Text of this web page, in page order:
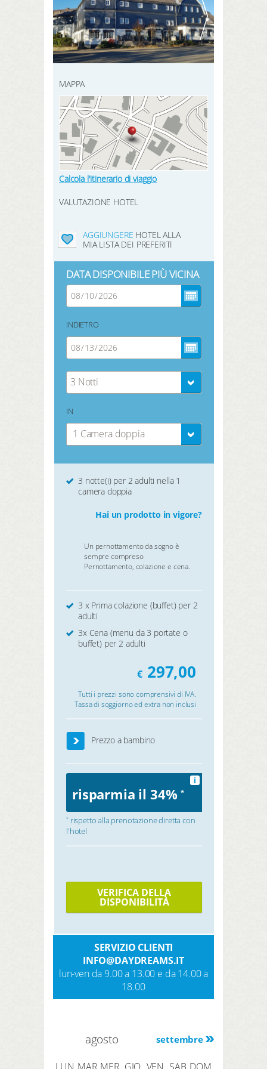
REGISTRATI QUI
prenotazione
prodotti
hotel preferiti
LOGIN
CERCA
MAPPA
Calcola l'itinerario di viaggio
VALUTAZIONE HOTEL
AGGIUNGERE HOTEL ALLA
MIA LISTA DEI PREFERITI
DATA DISPONIBILE PIÙ VICINA
INDIETRO
3 Notti
IN
1 Camera doppia
3 notte(i) per 2 adulti nella 1
camera doppia
Hai un prodotto in vigore?
Un pernottamento da sogno è
sempre compreso
Pernottamento, colazione e cena.
3 x Prima colazione (buffet) per 2
adulti
3x Cena (menu da 3 portate o
buffet) per 2 adulti
€ 297,00
Tutti i prezzi sono comprensivi di IVA.
Tassa di soggiorno ed extra non inclusi
Prezzo a bambino
risparmia il 34%*
i
*rispetto alla prenotazione diretta con
l'hotel
VERIFICA DELLA
DISPONIBILITÀ
SERVIZIO CLIENTI
INFO@DAYDREAMS.IT
lun-ven da 9.00 a 13.00 e da 14.00 a
18.00
settembre
agosto